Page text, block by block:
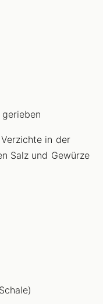
Verzichte in der
Salz und Gewürze